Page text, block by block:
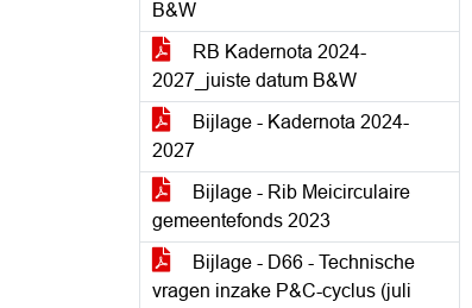
B&W
RB Kadernota 2024-
2027_juiste datum B&W
Bijlage - Kadernota 2024-
2027
Bijlage - Rib Meicirculaire
gemeentefonds 2023
Bijlage - D66 - Technische
vragen inzake P&C-cyclus (juli